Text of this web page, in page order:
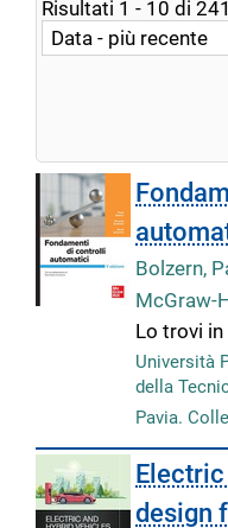
dalla
ricerca
Risultati 1 - 10 di 241
Bolzern,
McGraw-
Lo trovi in
Università
della
Pavia.
design